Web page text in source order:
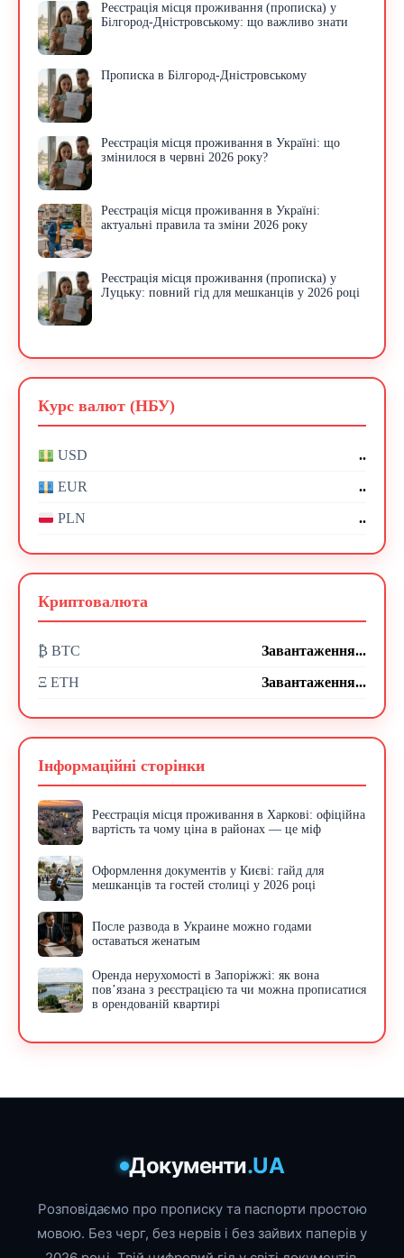
Реєстрація місця проживання (прописка) у
Білгород-Дністровському: що важливо знати
Прописка в Білгород-Дністровському
Реєстрація місця проживання в Україні: що
змінилося в червні 2026 року?
Реєстрація місця проживання в Україні:
актуальні правила та зміни 2026 року
Реєстрація місця проживання (прописка) у
Луцьку: повний гід для мешканців у 2026 році
Курс валют (НБУ)
USD ..
EUR ..
PLN ..
Криптовалюта
₿ BTC Завантаження...
Ξ ETH Завантаження...
Інформаційні сторінки
Реєстрація місця проживання в Харкові: офіційна
вартість та чому ціна в районах — це міф
Оформлення документів у Києві: гайд для
мешканців та гостей столиці у 2026 році
После развода в Украине можно годами
оставаться женатым
Оренда нерухомості в Запоріжжі: як вона
пов’язана з реєстрацією та чи можна прописатися
в орендованій квартирі
Документи.UA
Розповідаємо про прописку та паспорти простою
мовою. Без черг, без нервів і без зайвих паперів у